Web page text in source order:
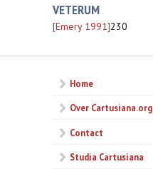
VETERUM
[Emery 1991]230
Home
Over Cartusiana.org
Contact
Studia Cartusiana